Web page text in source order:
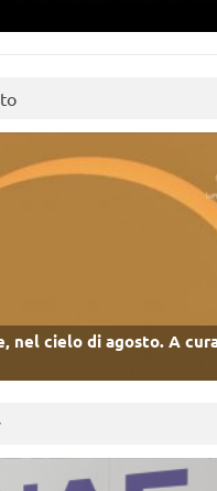
nel cielo di agosto. A